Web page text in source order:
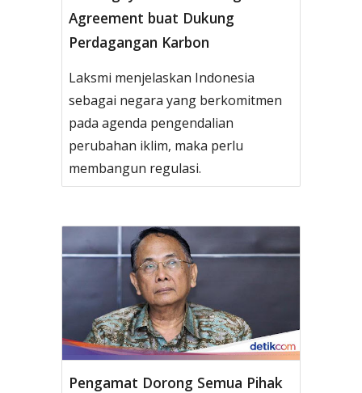
Agreement buat Dukung
Perdagangan Karbon
Laksmi menjelaskan Indonesia
sebagai negara yang berkomitmen
pada agenda pengendalian
perubahan iklim, maka perlu
membangun regulasi.
Pengamat Dorong Semua Pihak